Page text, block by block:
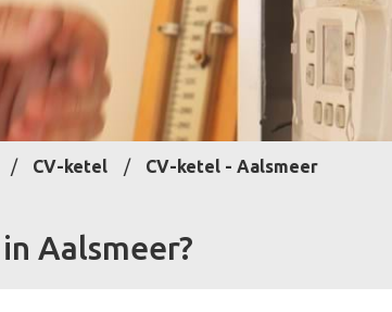
CV-ketel CV-ketel - Aalsmeer
Aalsmeer?